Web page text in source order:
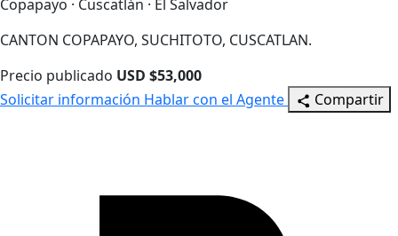
Copapayo · Cuscatlán · El Salvador
CANTON COPAPAYO, SUCHITOTO, CUSCATLAN.
Precio publicado USD $53,000
Solicitar información Hablar con el Agente Compartir